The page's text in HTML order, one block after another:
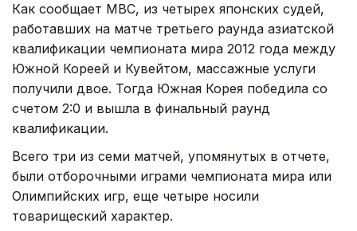
Как сообщает MBC, из четырех японских судей,
работавших на матче третьего раунда азиатской
квалификации чемпионата мира 2012 года между
Южной Кореей и Кувейтом, массажные услуги
получили двое. Тогда Южная Корея победила со
счетом 2:0 и вышла в финальный раунд
квалификации.
Всего три из семи матчей, упомянутых в отчете,
были отборочными играми чемпионата мира или
Олимпийских игр, еще четыре носили
товарищеский характер.